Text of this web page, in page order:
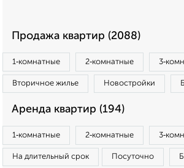
Продажа квартир (2088)
1‑комнатные 2‑комнатные
Вторичное жилье Новостройки
Аренда квартир (194)
1‑комнатные 2‑комнатные
На длительный срок Посуточно